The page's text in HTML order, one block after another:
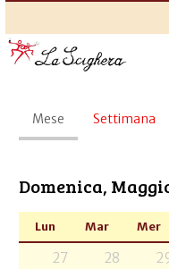
Schede
primarie
Mese (scheda
attiva)
Settimana
Domenica,
Lun Mar Mer
27 28